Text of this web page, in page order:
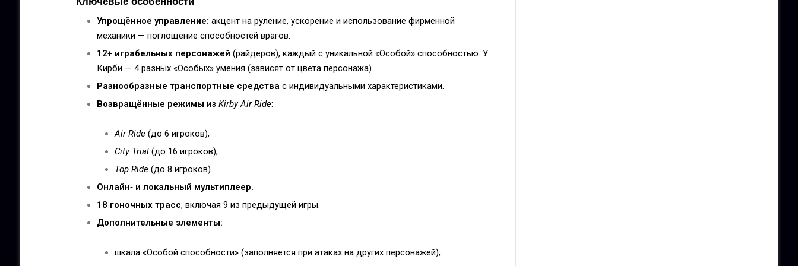
Упрощённое управление: акцент на руление, ускорение и использование фирменной
механики — поглощение способностей врагов.
12+ играбельных персонажей (райдеров), каждый с уникальной «Особой» способностью. У
Кирби — 4 разных «Особых» умения (зависят от цвета персонажа).
Разнообразные транспортные средствас индивидуальными характеристиками.
Возвращённые режимы из Kirby Air Ride:
Air Ride(до 6 игроков);
City Trial(до 16 игроков);
Top Ride(до 8 игроков).
Онлайн‑ и локальный мультиплеер.
18 гоночных трасс, включая 9 из предыдущей игры.
Дополнительные элементы:
шкала «Особой способности» (заполняется при атаках на других персонажей);